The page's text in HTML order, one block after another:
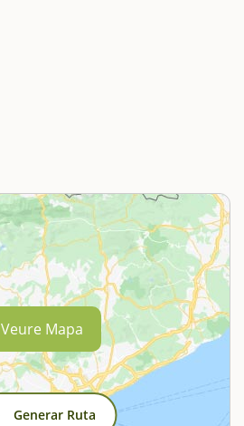
Generar Ruta
Veure Mapa